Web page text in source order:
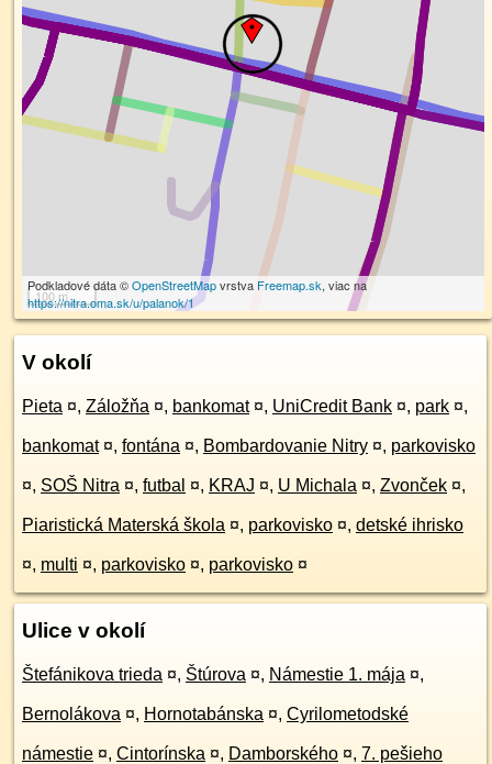
100 m
Podkladové dáta ©OpenStreetMapvrstva Freemap.sk, viac na
https://nitra.oma.sk/u/palanok/1
V okolí
Pieta ¤, Záložňa ¤, bankomat ¤, UniCredit Bank ¤, park ¤,
bankomat ¤, fontána ¤, Bombardovanie Nitry ¤, parkovisko
¤, SOŠ Nitra ¤, futbal ¤, KRAJ ¤, U Michala ¤, Zvonček ¤,
Piaristická Materská škola ¤, parkovisko ¤, detské ihrisko
¤, multi ¤, parkovisko ¤, parkovisko ¤
Ulice v okolí
Štefánikova trieda ¤, Štúrova ¤, Námestie 1. mája ¤,
Bernolákova ¤, Hornotabánska ¤, Cyrilometodské
námestie ¤, Cintorínska ¤, Damborského ¤, 7. pešieho